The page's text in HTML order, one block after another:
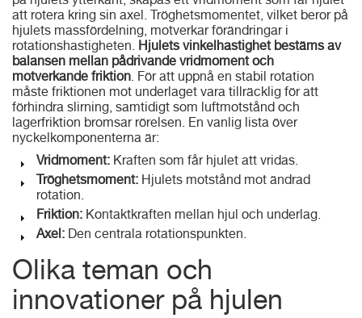
att rotera kring sin axel. Tröghetsmomentet, vilket beror på
hjulets massfördelning, motverkar förändringar i
rotationshastigheten. Hjulets vinkelhastighet bestäms av
balansen mellan pådrivande vridmoment och
motverkande friktion. För att uppnå en stabil rotation
måste friktionen mot underlaget vara tillräcklig för att
förhindra slirning, samtidigt som luftmotstånd och
lagerfriktion bromsar rörelsen. En vanlig lista över
nyckelkomponenterna är:
Vridmoment: Kraften som får hjulet att vridas.
Tröghetsmoment: Hjulets motstånd mot ändrad
rotation.
Friktion: Kontaktkraften mellan hjul och underlag.
Axel: Den centrala rotationspunkten.
Olika teman och
innovationer på hjulen